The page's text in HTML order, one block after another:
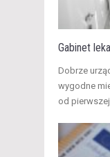
Gabinet
​Dobrze
wygodne
od pierwszej